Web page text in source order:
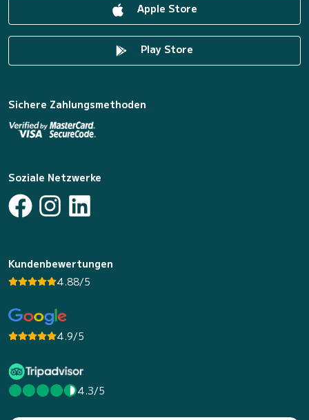
Apple Store
Play Store
Sichere Zahlungsmethoden
Soziale Netzwerke
Kundenbewertungen
4.88/5
4.9/5
4.3/5